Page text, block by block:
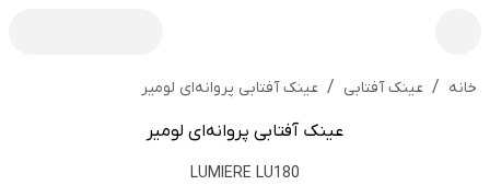
خانه / عینک آفتابی / عینک آفتابی پروانه‌ای لومیر
عینک آفتابی پروانه‌ای لومیر
LUMIERE LU180